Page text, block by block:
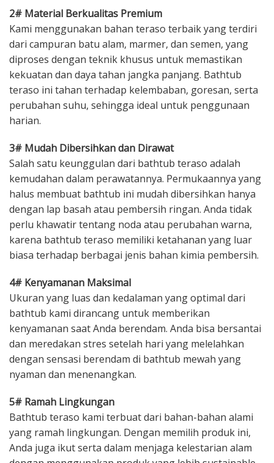
2# Material Berkualitas Premium
Kami menggunakan bahan teraso terbaik yang terdiri
dari campuran batu alam, marmer, dan semen, yang
diproses dengan teknik khusus untuk memastikan
kekuatan dan daya tahan jangka panjang. Bathtub
teraso ini tahan terhadap kelembaban, goresan, serta
perubahan suhu, sehingga ideal untuk penggunaan
harian.
3# Mudah Dibersihkan dan Dirawat
Salah satu keunggulan dari bathtub teraso adalah
kemudahan dalam perawatannya. Permukaannya yang
halus membuat bathtub ini mudah dibersihkan hanya
dengan lap basah atau pembersih ringan. Anda tidak
perlu khawatir tentang noda atau perubahan warna,
karena bathtub teraso memiliki ketahanan yang luar
biasa terhadap berbagai jenis bahan kimia pembersih.
4# Kenyamanan Maksimal
Ukuran yang luas dan kedalaman yang optimal dari
bathtub kami dirancang untuk memberikan
kenyamanan saat Anda berendam. Anda bisa bersantai
dan meredakan stres setelah hari yang melelahkan
dengan sensasi berendam di bathtub mewah yang
nyaman dan menenangkan.
5# Ramah Lingkungan
Bathtub teraso kami terbuat dari bahan-bahan alami
yang ramah lingkungan. Dengan memilih produk ini,
Anda juga ikut serta dalam menjaga kelestarian alam